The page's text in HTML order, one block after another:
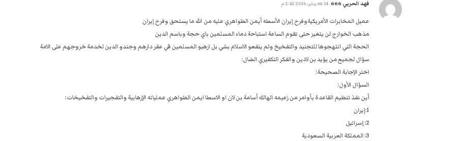
فهد الحربي 666 14 يناير، 2016 2:42 م
عميل المخابرات الأمريكيةوفرخ إيران الأسطه أيمن الظواهري عليه من الله ما يستحق وفرخ إيران
مذهب الخوارج لن يتغير حتى تقوم الساعة استباحة دماء المسلمين باي حجة وباسم الدين
الحجة التي انتهجوها للتجنيد والتفخيخ ولم ينفعو الاسلام بشي بل ارهبو المسلمين في عقر دارهم وجندو الدين لخدمة خروجهم على الامة
سؤال لجميع من يؤيد بن لادين والفكر التكفيري الضال:
اختر الإجابة الصحيحة:
السؤال الأول:
أين نفذ تنظيم القاعدة بأوامر من زعيمه الهالك أسامة بن لان او الاسطا ايمن الظواهري عملياته الإرهابية والتفجيرات والتفخيخات:
1‍‍:إيران
2: إسرائيل
3: المملكة العربية السعودية